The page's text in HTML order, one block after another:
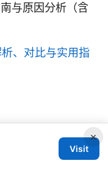
与原因分析（含
、对比与实用指
×
Visit
2026